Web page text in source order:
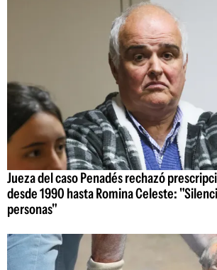
Jueza del caso Penadés rechazó
desde 1990 hasta Romina Celeste:
personas"